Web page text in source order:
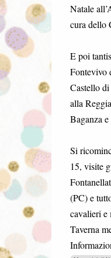
Natale
cura dello
E poi
Fontevivo
Castello
alla
Baganza
Si
15, visite
(PC) e
cavalieri e
Taverna